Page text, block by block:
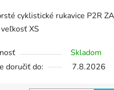
cyklistické rukavice P2R
XS
Skladom
doručiť do:
7.8.2026